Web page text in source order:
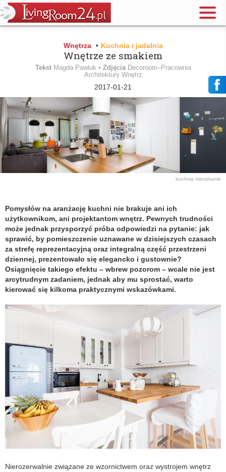
Wnętrza • Kuchnia i jadalnia
Wnętrze ze smakiem
Tekst Magda Pawluk • Zdjęcia Decoroom–Pracownia
Architektury Wnętrz
2017-01-21
kuchnia mieszkanie
Pomysłów na aranżację kuchni nie brakuje ani ich
użytkownikom, ani projektantom wnętrz. Pewnych trudności
może jednak przysporzyć próba odpowiedzi na pytanie: jak
sprawić, by pomieszczenie uznawane w dzisiejszych czasach
za strefę reprezentacyjną oraz integralną część przestrzeni
dziennej, prezentowało się elegancko i gustownie?
Osiągnięcie takiego efektu – wbrew pozorom – wcale nie jest
arcytrudnym zadaniem, jednak aby mu sprostać, warto
kierować się kilkoma praktycznymi wskazówkami.
Nierozerwalnie związane ze wzornictwem oraz wystrojem wnętrz